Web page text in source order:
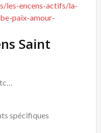
les-encens-actifs/la-
paix-amour-
Saint
spécifiques